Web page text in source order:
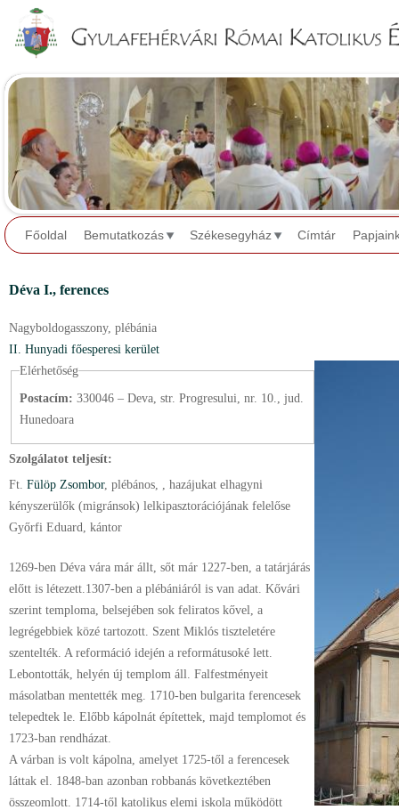
Főoldal Bemutatkozás Székesegyház Címtár
Déva I., ferences
Nagyboldogasszony, plébánia
II. Hunyadi főesperesi kerület
Elérhetőség
Postacím: 330046 – Deva, str. Progresului, nr. 10., jud.
Hunedoara
Szolgálatot teljesít:
Ft. Fülöp Zsombor, plébános , , hazájukat elhagyni
kényszerülők (migránsok) lelkipasztorációjának felelőse
Győrfi Eduard, kántor
1269-ben Déva vára már állt, sőt már 1227-ben, a tatárjárás
előtt is létezett.1307-ben a plébániáról is van adat. Kővári
szerint temploma, belsejében sok feliratos kővel, a
legrégebbiek közé tartozott. Szent Miklós tiszteletére
szentelték. A reformáció idején a reformátusoké lett.
Lebontották, helyén új templom áll. Falfestményeit
másolatban mentették meg. 1710-ben bulgarita ferencesek
telepedtek le. Előbb kápolnát építettek, majd templomot és
1723-ban rendházat.
A várban is volt kápolna, amelyet 1725-től a ferencesek
láttak el. 1848-ban azonban robbanás következtében
összeomlott. 1714-től katolikus elemi iskola működött